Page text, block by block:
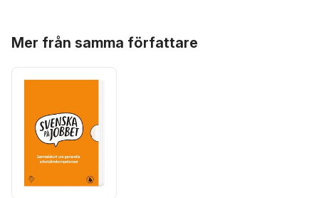
Mer från samma författare